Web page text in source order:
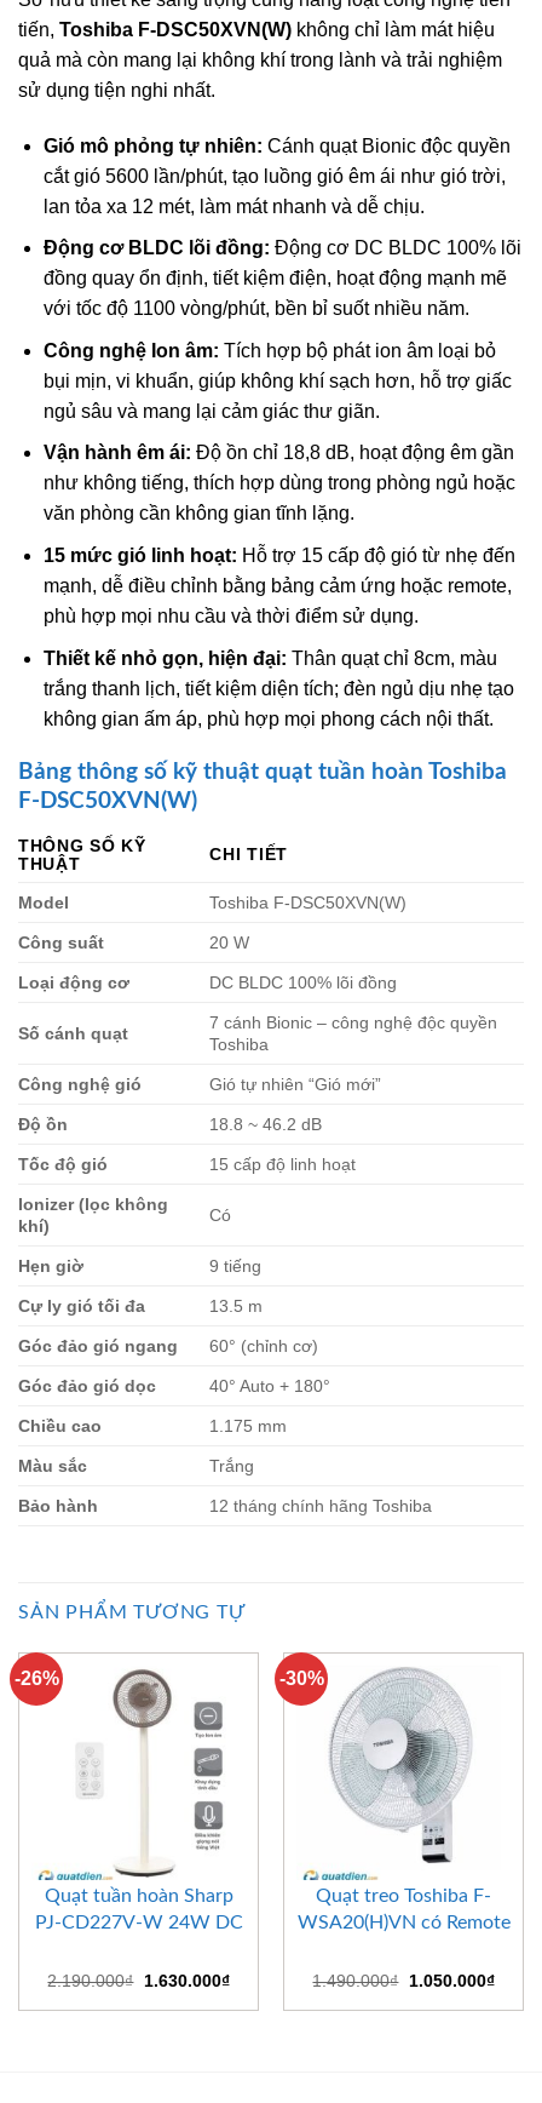
tiến, Toshiba F-DSC50XVN(W) không chỉ làm mát hiệu
quả mà còn mang lại không khí trong lành và trải nghiệm
sử dụng tiện nghi nhất.
Gió mô phỏng tự nhiên: Cánh quạt Bionic độc quyền
cắt gió 5600 lần/phút, tạo luồng gió êm ái như gió trời,
lan tỏa xa 12 mét, làm mát nhanh và dễ chịu.
Động cơ BLDC lõi đồng: Động cơ DC BLDC 100% lõi
đồng quay ổn định, tiết kiệm điện, hoạt động mạnh mẽ
với tốc độ 1100 vòng/phút, bền bỉ suốt nhiều năm.
Công nghệ Ion âm: Tích hợp bộ phát ion âm loại bỏ
bụi mịn, vi khuẩn, giúp không khí sạch hơn, hỗ trợ giấc
ngủ sâu và mang lại cảm giác thư giãn.
Vận hành êm ái: Độ ồn chỉ 18,8 dB, hoạt động êm gần
như không tiếng, thích hợp dùng trong phòng ngủ hoặc
văn phòng cần không gian tĩnh lặng.
15 mức gió linh hoạt: Hỗ trợ 15 cấp độ gió từ nhẹ đến
mạnh, dễ điều chỉnh bằng bảng cảm ứng hoặc remote,
phù hợp mọi nhu cầu và thời điểm sử dụng.
Thiết kế nhỏ gọn, hiện đại: Thân quạt chỉ 8cm, màu
trắng thanh lịch, tiết kiệm diện tích; đèn ngủ dịu nhẹ tạo
không gian ấm áp, phù hợp mọi phong cách nội thất.
Bảng thông số kỹ thuật quạt tuần hoàn Toshiba
F-DSC50XVN(W)
THÔNG SỐ KỸ
THUẬT
CHI TIẾT
Model Toshiba F-DSC50XVN(W)
Công suất 20 W
Loại động cơ DC BLDC 100% lõi đồng
Số cánh quạt
7 cánh Bionic – công nghệ độc quyền
Toshiba
Công nghệ gió Gió tự nhiên “Gió mới”
Độ ồn 18.8 ~ 46.2 dB
Tốc độ gió 15 cấp độ linh hoạt
Ionizer (lọc không
khí)
Có
Hẹn giờ 9 tiếng
Cự ly gió tối đa 13.5 m
Góc đảo gió ngang 60° (chỉnh cơ)
Góc đảo gió dọc 40° Auto + 180°
Chiều cao 1.175 mm
Màu sắc Trắng
Bảo hành 12 tháng chính hãng Toshiba
SẢN PHẨM TƯƠNG TỰ
-26%
Quạt tuần hoàn Sharp
PJ-CD227V-W 24W DC
2.190.000₫
Giá
là:
1.630.000₫Giá
tại
-30%
Quạt treo Toshiba F-
WSA20(H)VN có Remote
1.490.000₫
Giá
là:
1.050.000₫Giá
tại